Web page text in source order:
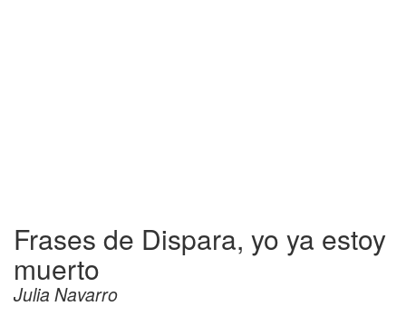
Frases de Dispara, yo ya estoy
muerto
Julia Navarro